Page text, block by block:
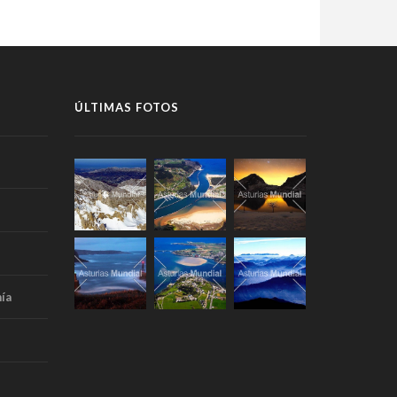
ÚLTIMAS FOTOS